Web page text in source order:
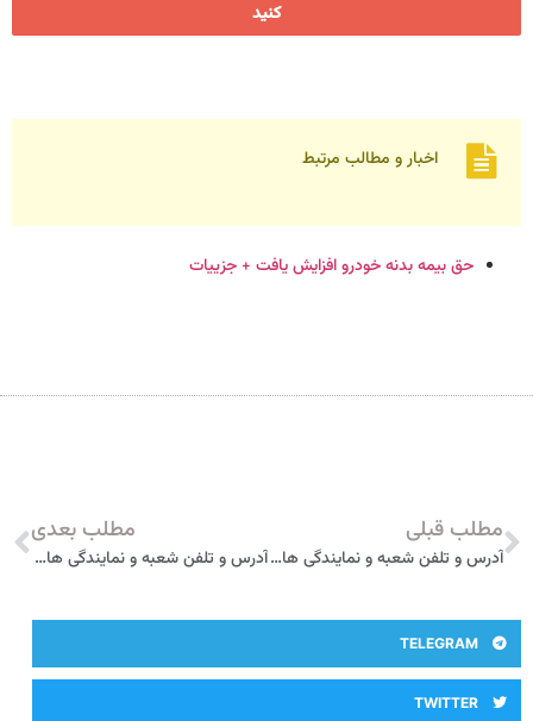
کنید
اخبار و مطالب مرتبط
حق بیمه بدنه خودرو افزایش یافت + جزییات
مطلب قبلی
آدرس و تلفن شعبه و نمایندگی های بیمه سامان در ساری
مطلب بعدی
آدرس و تلفن شعبه و نمایندگی های بیمه سامان در قائم شهر
TELEGRAM
TWITTER